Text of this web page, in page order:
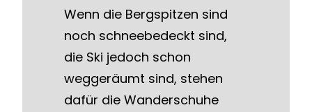
Wenn die Bergspitzen sind
noch schneebedeckt sind,
die Ski jedoch schon
weggeräumt sind, stehen
dafür die Wanderschuhe